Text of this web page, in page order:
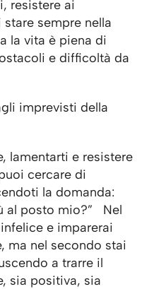
resistere ai
sempre nella
la vita è piena di
e difficoltà da
imprevisti della
lamentarti e resistere
cercare di
la domanda:
al posto mio?” Nel
e imparerai
ma nel secondo stai
a trarre il
sia positiva, sia